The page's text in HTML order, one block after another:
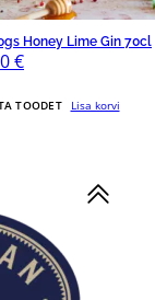
Honey Lime Gin 70cl
€
TOODET Lisa korvi